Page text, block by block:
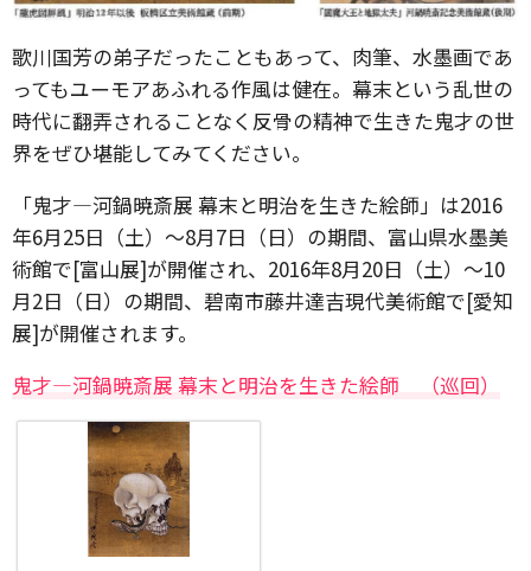
歌川国芳の弟子だったこともあって、肉筆、水墨画であ
ってもユーモアあふれる作風は健在。幕末という乱世の
時代に翻弄されることなく反骨の精神で生きた鬼才の世
界をぜひ堪能してみてください。
「鬼才―河鍋暁斎展 幕末と明治を生きた絵師」は2016
年6月25日（土）～8月7日（日）の期間、富山県水墨美
術館で[富山展]が開催され、2016年8月20日（土）～10
月2日（日）の期間、碧南市藤井達吉現代美術館で[愛知
展]が開催されます。
鬼才―河鍋暁斎展 幕末と明治を生きた絵師 （巡回）